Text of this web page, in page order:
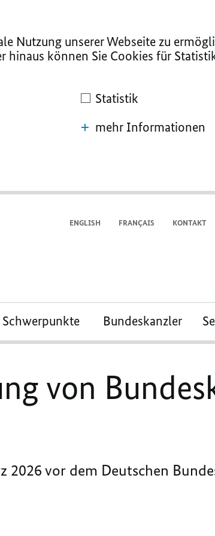
Nutzung unserer Webseite zu
hinaus können Sie Cookies für
Statistik
mehr Informationen
ENGLISH FRANÇAIS KONTAKT
Schwerpunkte Bundeskanzler
von
2026 vor dem Deutschen